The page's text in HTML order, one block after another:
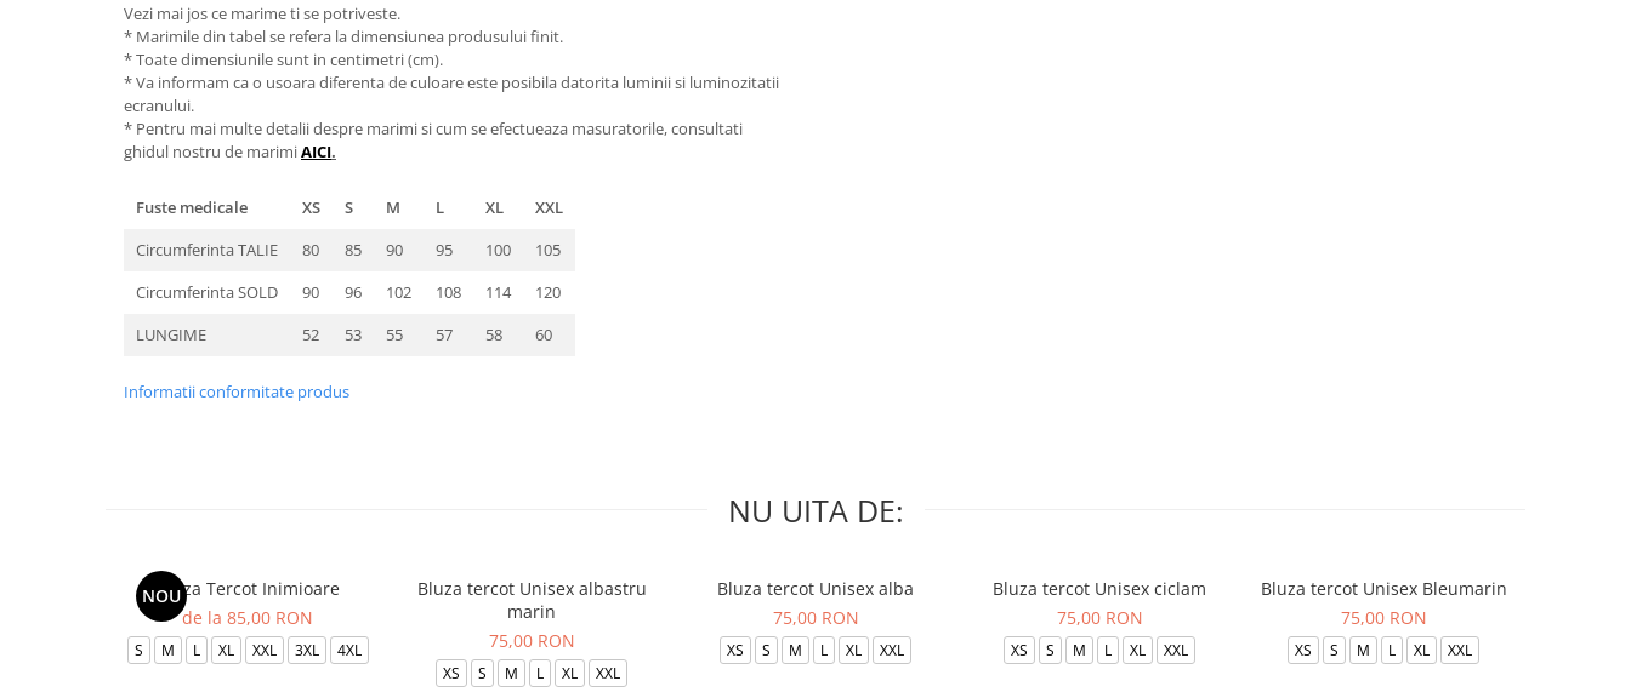
Vezi mai jos ce marime ti se potriveste.
* Marimile din tabel se refera la dimensiunea produsului finit.
* Toate dimensiunile sunt in centimetri (cm).
* Va informam ca o usoara diferenta de culoare este posibila datorita luminii si luminozitatii
ecranului.
* Pentru mai multe detalii despre marimi si cum se efectueaza masuratorile, consultati
ghidul nostru de marimiAICI.
Fuste medicale XS S M L XL
XXL
Circumferinta TALIE
80 85 90 95 100
105
Circumferinta SOLD
90 96 102 108 114
120
LUNGIME
52 53 55 57 58 60
Informatii conformitate produs
NU UITA DE:
NOU
Bluza Tercot Inimioare
de la 85,00 RON
S M L XL XXL 3XL 4XL
Bluza tercot Unisex albastru
marin
75,00 RON
XS S M L XL XXL
Bluza tercot Unisex alba
75,00 RON
XS S M L XL XXL
Bluza tercot Unisex ciclam
75,00 RON
XS S M L XL XXL
Bluza tercot Unisex Bleumarin
75,00 RON
XS S M L XL XXL